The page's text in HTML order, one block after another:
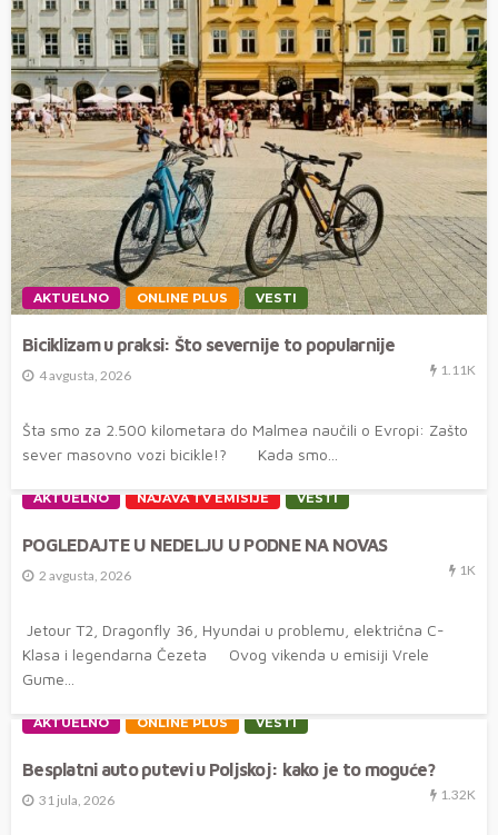
AKTUELNO ONLINE PLUS VESTI
Biciklizam u praksi: Što severnije to popularnije
4 avgusta, 2026 1.11K
Šta smo za 2.500 kilometara do Malmea naučili o Evropi: Zašto
sever masovno vozi bicikle!? Kada smo...
AKTUELNO NAJAVA TV EMISIJE VESTI
POGLEDAJTE U NEDELJU U PODNE NA NOVAS
2 avgusta, 2026 1K
Jetour T2, Dragonfly 36, Hyundai u problemu, električna C-
Klasa i legendarna Čezeta Ovog vikenda u emisiji Vrele
Gume...
AKTUELNO ONLINE PLUS VESTI
Besplatni auto putevi u Poljskoj: kako je to moguće?
31 jula, 2026 1.32K